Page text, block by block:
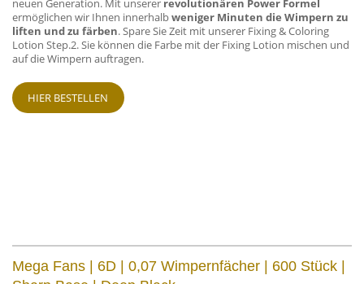
neuen Generation. Mit unserer revolutionären Power Formel
ermöglichen wir Ihnen innerhalbweniger Minuten die Wimpern zu
liften und zu färben. Spare Sie Zeit mit unserer Fixing & Coloring
Lotion Step.2. Sie können die Farbe mit der Fixing Lotion mischen und
auf die Wimpern auftragen.
HIER BESTELLEN
Mega Fans | 6D | 0,07 Wimpernfächer | 600 Stück |